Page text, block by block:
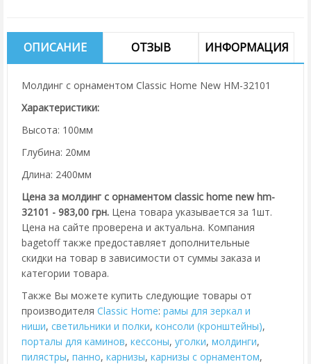
ОПИСАНИЕ ОТЗЫВ ИНФОРМАЦИЯ
Молдинг с орнаментом Classic Home New HM-32101
Характеристики:
Высота: 100мм
Глубина: 20мм
Длина: 2400мм
Цена за молдинг с орнаментом classic home new hm-
32101 - 983,00 грн. Цена товара указывается за 1шт.
Цена на сайте проверена и актуальна. Компания
bagetoff также предоставляет дополнительные
скидки на товар в зависимости от суммы заказа и
категории товара.
Также Вы можете купить следующие товары от
производителя Classic Home: рамы для зеркал и
ниши, cветильники и полки, консоли (кронштейны),
порталы для каминов, кессоны, уголки, молдинги,
пилястры, панно, карнизы, карнизы с орнаментом,